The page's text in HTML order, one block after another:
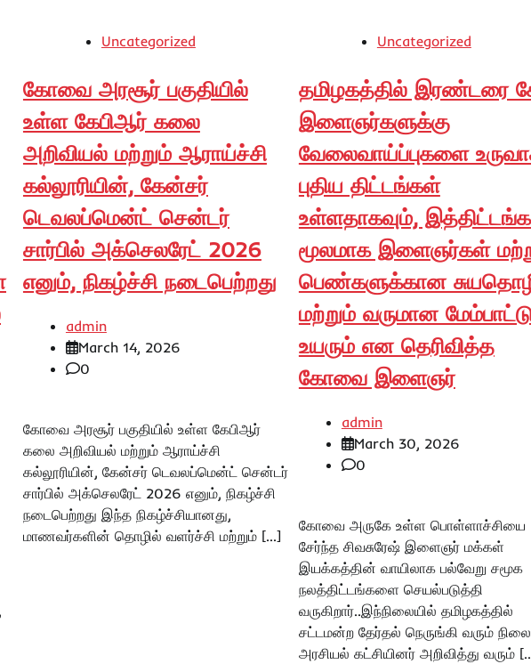
Uncategorized
கோவை அரசூர் பகுதியில்
உள்ள கேபிஆர் கலை
அறிவியல் மற்றும் ஆராய்ச்சி
கல்லூரியின், கேன்சர்
டெவலப்மென்ட் சென்டர்
சார்பில் அக்செலரேட் 2026
எனும், நிகழ்ச்சி நடைபெற்றது
admin
March 14, 2026
0
கோவை அரசூர் பகுதியில் உள்ள கேபிஆர்
கலை அறிவியல் மற்றும் ஆராய்ச்சி
கல்லூரியின், கேன்சர் டெவலப்மென்ட் சென்டர்
சார்பில் அக்செலரேட் 2026 எனும், நிகழ்ச்சி
நடைபெற்றது இந்த நிகழ்ச்சியானது,
மாணவர்களின் தொழில் வளர்ச்சி மற்றும் […]
Uncategorized
தமிழகத்தில் இரண்டரை
இளைஞர்களுக்கு
வேலைவாய்ப்புகளை
புதிய திட்டங்கள்
உள்ளதாகவும்,
மூலமாக இளைஞர்கள்
பெண்களுக்கான
மற்றும் வருமான
உயரும் என தெரிவித்த
கோவை இளைஞர்
admin
March 30, 2026
0
கோவை அருகே உள்ள பொள்ளாச்சியை
சேர்ந்த சிவசுரேஷ் இளைஞர் மக்கள்
இயக்கத்தின் வாயிலாக பல்வேறு சமூக
நலத்திட்டங்களை செயல்படுத்தி
வருகிறார்..இந்நிலையில் தமிழகத்தில்
சட்டமன்ற தேர்தல் நெருங்கி வரும்
அரசியல் கட்சியினர் அறிவித்து வரும்